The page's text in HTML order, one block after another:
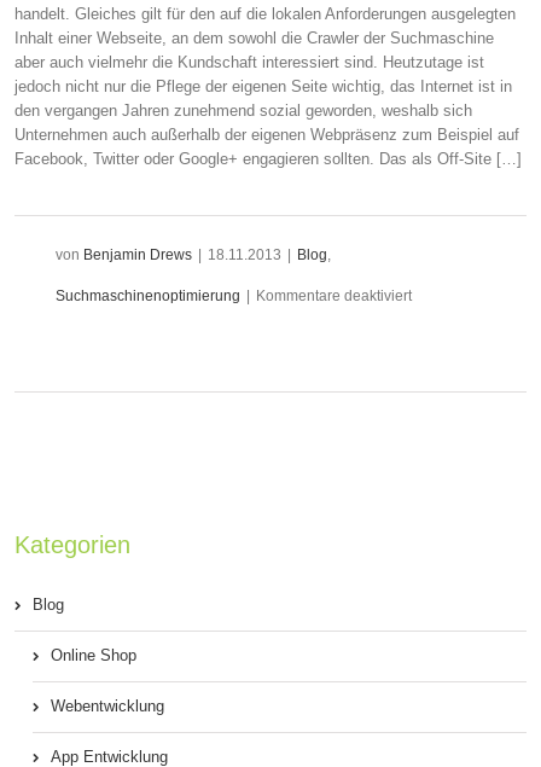
handelt. Gleiches gilt für den auf die lokalen Anforderungen ausgelegten
Inhalt einer Webseite, an dem sowohl die Crawler der Suchmaschine
aber auch vielmehr die Kundschaft interessiert sind. Heutzutage ist
jedoch nicht nur die Pflege der eigenen Seite wichtig, das Internet ist in
den vergangen Jahren zunehmend sozial geworden, weshalb sich
Unternehmen auch außerhalb der eigenen Webpräsenz zum Beispiel auf
Facebook, Twitter oder Google+ engagieren sollten. Das als Off-Site […]
von Benjamin Drews 18.11.2013 Blog,
Suchmaschinenoptimierung Kommentare deaktiviertfür
Kategorien
Blog
Online Shop
Webentwicklung
App Entwicklung